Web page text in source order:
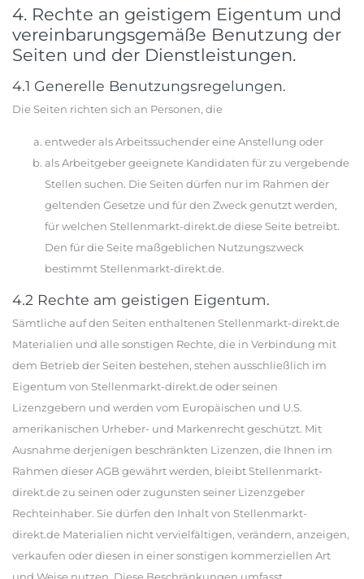
4. Rechte an geistigem Eigentum und
vereinbarungsgemäße Benutzung der
Seiten und der Dienstleistungen.
4.1 Generelle Benutzungsregelungen.
Die Seiten richten sich an Personen, die
entweder als Arbeitssuchender eine Anstellung oder
als Arbeitgeber geeignete Kandidaten für zu vergebende
Stellen suchen. Die Seiten dürfen nur im Rahmen der
geltenden Gesetze und für den Zweck genutzt werden,
für welchen Stellenmarkt-direkt.de diese Seite betreibt.
Den für die Seite maßgeblichen Nutzungszweck
bestimmt Stellenmarkt-direkt.de.
4.2 Rechte am geistigen Eigentum.
Sämtliche auf den Seiten enthaltenen Stellenmarkt-direkt.de
Materialien und alle sonstigen Rechte, die in Verbindung mit
dem Betrieb der Seiten bestehen, stehen ausschließlich im
Eigentum von Stellenmarkt-direkt.de oder seinen
Lizenzgebern und werden vom Europäischen und U.S.
amerikanischen Urheber- und Markenrecht geschützt. Mit
Ausnahme derjenigen beschränkten Lizenzen, die Ihnen im
Rahmen dieser AGB gewährt werden, bleibt Stellenmarkt-
direkt.de zu seinen oder zugunsten seiner Lizenzgeber
Rechteinhaber. Sie dürfen den Inhalt von Stellenmarkt-
direkt.de Materialien nicht vervielfältigen, verändern, anzeigen,
verkaufen oder diesen in einer sonstigen kommerziellen Art